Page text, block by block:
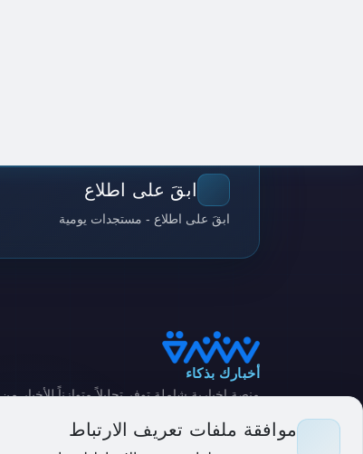
موافقة ملفات تعريف الارتباط
ابقَ على اطلاع
ابقَ على اطلاع - مستجدات يومية
أخبارك بذكاء
منصة إخبارية شاملة توفر تحليلاً متوازناً للأخبار من